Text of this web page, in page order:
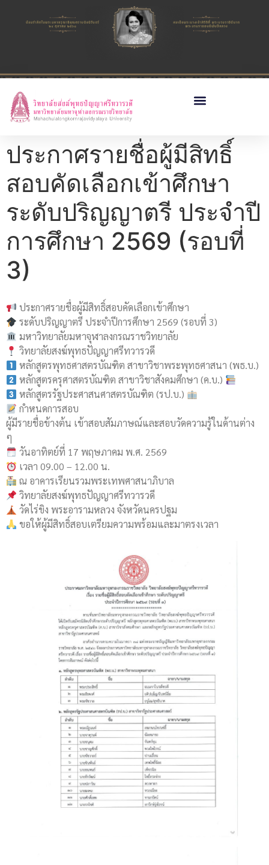
ประกาศรายชื่อผู้มีสิทธิ์
สอบคัดเลือกเข้าศึกษา
ระดับปริญญาตรี ประจำปี
การศึกษา 2569 (รอบที่
3)
ประกาศรายชื่อผู้มีสิทธิ์สอบคัดเลือกเข้าศึกษา
ระดับปริญญาตรี ประจำปีการศึกษา 2569 (รอบที่ 3)
มหาวิทยาลัยมหาจุฬาลงกรณราชวิทยาลัย
วิทยาลัยสงฆ์พุทธปัญญาศรีทวารวดี
หลักสูตรพุทธศาสตรบัณฑิต สาขาวิชาพระพุทธศาสนา (พธ.บ.)
หลักสูตรครุศาสตรบัณฑิต สาขาวิชาสังคมศึกษา (ค.บ.)
หลักสูตรรัฐประศาสนศาสตรบัณฑิต (รป.บ.)
กำหนดการสอบ
ผู้มีรายชื่อข้างต้น เข้าสอบสัมภาษณ์และสอบวัดความรู้ในด้านต่าง
ๆ
วันอาทิตย์ที่ 17 พฤษภาคม พ.ศ. 2569
เวลา 09.00 – 12.00 น.
ณ อาคารเรียนรวมพระเทพศาสนาภิบาล
วิทยาลัยสงฆ์พุทธปัญญาศรีทวารวดี
วัดไร่ขิง พระอารามหลวง จังหวัดนครปฐม
ขอให้ผู้มีสิทธิ์สอบเตรียมความพร้อมและมาตรงเวลา